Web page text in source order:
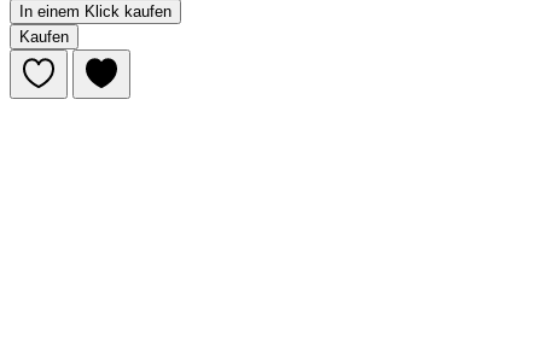
In einem Klick kaufen
Kaufen